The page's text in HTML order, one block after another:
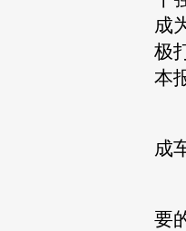
成
极
本
成
要